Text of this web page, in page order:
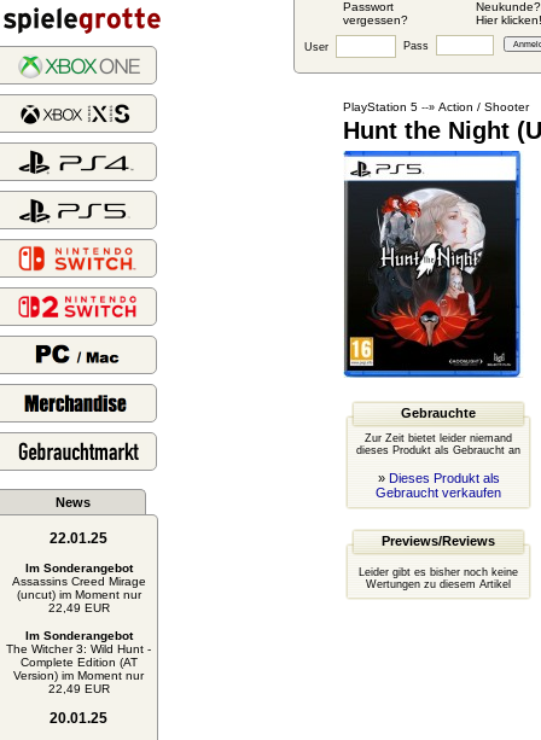
Passwort
vergessen?
Neukunde?
Hier klicken!
User Pass
News
22.01.25
Im Sonderangebot
Assassins Creed Mirage
(uncut) im Moment nur
22,49 EUR
Im Sonderangebot
The Witcher 3: Wild Hunt -
Complete Edition (AT
Version) im Moment nur
22,49 EUR
20.01.25
PlayStation 5 --» Action / Shooter
Hunt the Night
Gebrauchte
Zur Zeit bietet leider niemand
dieses Produkt als Gebraucht an
» Dieses Produkt als
Gebraucht verkaufen
Previews/Reviews
Leider gibt es bisher noch keine
Wertungen zu diesem Artikel